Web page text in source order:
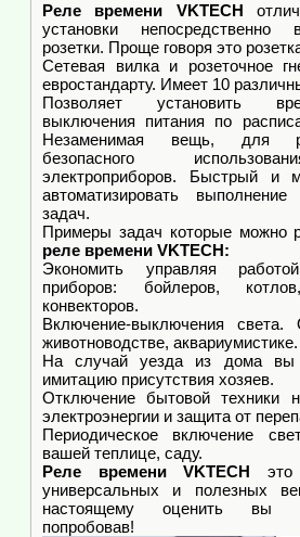
Реле времени VKTECH
установки непосредственно
розетки. Проще говоря это
Сетевая вилка и розеточное
евростандарту. Имеет 10
Позволяет установить
выключения питания по
Незаменимая вещь, для
безопасного
электроприборов. Быстрый и
автоматизировать
задач.
Примеры задач которые можно
реле времени VKTECH:
Экономить управляя
приборов: бойлеров,
конвекторов.
Включение-выключения
животноводстве, аквариумистике.
На случай уезда из дома вы
имитацию присутствия хозяев.
Отключение бытовой техники
электроэнергии и защита от
Периодическое включение
вашей теплице, саду.
Реле времени VKTECH это
универсальных и полезных
настоящему оценить вы
попробовав!